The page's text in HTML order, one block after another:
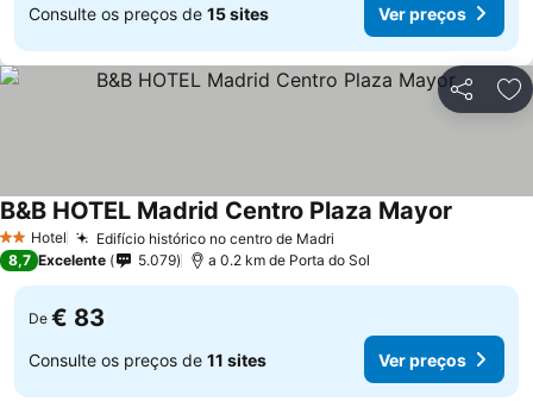
Consulte os preços de 15 sites Ver preços
Partilhar
2 Estrelas
Hotel Edifício histórico no centro de Madri
B&B HOTEL Madrid Centro Plaza Mayor
8,7 Excelente 5.079 a 0.2 km de Porta do Sol
De € 83
Consulte os preços de 11 sites Ver preços